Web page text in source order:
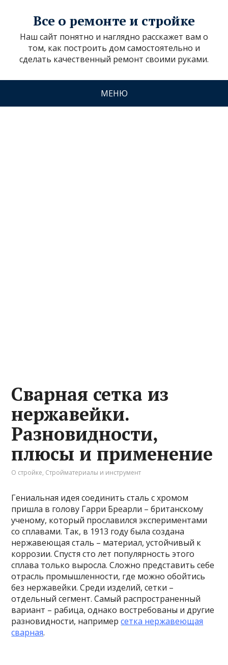
Все о ремонте и стройке
Наш сайт понятно и наглядно расскажет вам о
том, как построить дом самостоятельно и
сделать качественный ремонт своими руками.
МЕНЮ
Сварная сетка из
нержавейки.
Разновидности,
плюсы и применение
О стройке, Стройматериалы и инструмент
Гениальная идея соединить сталь с хромом
пришла в голову Гарри Бреарли – британскому
ученому, который прославился экспериментами
со сплавами. Так, в 1913 году была создана
нержавеющая сталь – материал, устойчивый к
коррозии. Спустя сто лет популярность этого
сплава только выросла. Сложно представить себе
отрасль промышленности, где можно обойтись
без нержавейки. Среди изделий, сетки –
отдельный сегмент. Самый распространенный
вариант – рабица, однако востребованы и другие
разновидности, напримерсетка нержавеющая
сварная.